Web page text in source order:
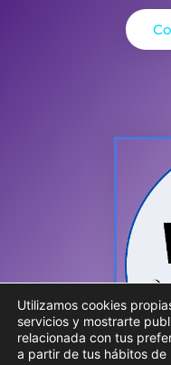
Utilizamos cookies
servicios y mostrarte
relacionada con tus
a partir de tus hábitos de